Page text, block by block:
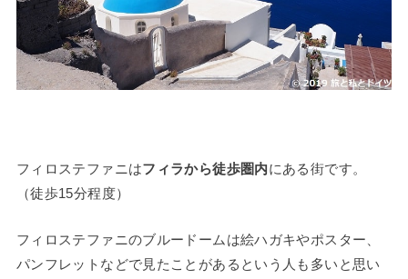
フィロステファニはフィラから徒歩圏内にある街です。
（徒歩15分程度）
フィロステファニのブルードームは絵ハガキやポスター、
パンフレットなどで見たことがあるという人も多いと思い